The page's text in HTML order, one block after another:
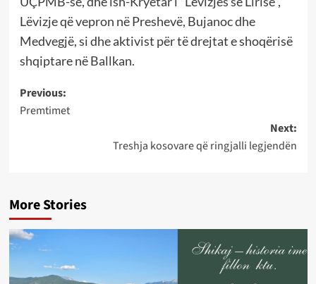
Lëvizje që vepron në Preshevë, Bujanoc dhe
Medvegjë, si dhe aktivist për të drejtat e shoqërisë
shqiptare në Ballkan.
Post
navigation
Previous:
Premtimet
Next:
Treshja kosovare që ringjalli legjendën
More Stories